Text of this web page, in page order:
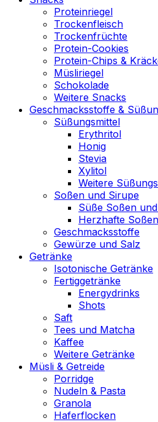
Proteinriegel
Trockenfleisch
Trockenfrüchte
Protein-Cookies
Protein-Chips &
Müsliriegel
Schokolade
Weitere Snacks
Geschmacksstoffe &
Süßungsmittel
Erythritol
Honig
Stevia
Xylitol
Weitere
Soßen und Sirupe
Süße Soßen
Herzhafte
Geschmacksstoffe
Gewürze und Salz
Getränke
Isotonische Getränke
Fertiggetränke
Energydrinks
Shots
Saft
Tees und Matcha
Kaffee
Weitere Getränke
Müsli & Getreide
Porridge
Nudeln & Pasta
Granola
Haferflocken